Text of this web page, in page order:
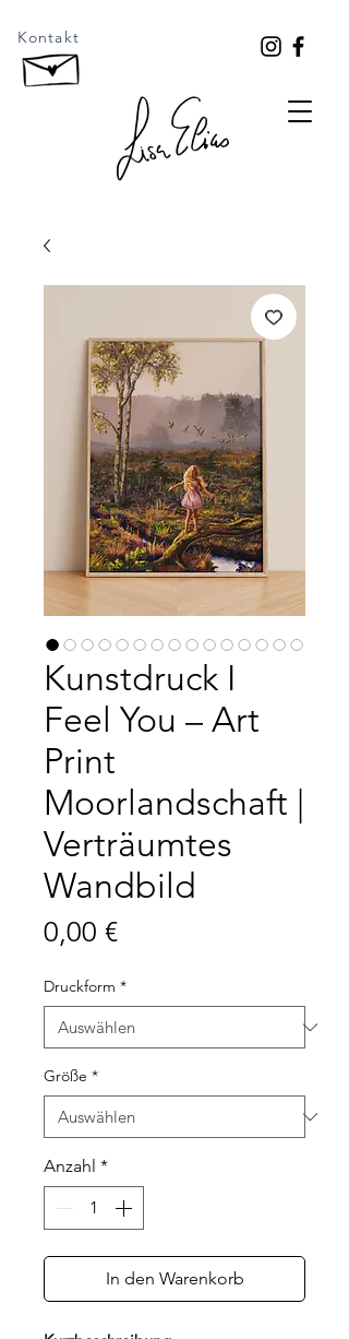
Kontakt
Kunstdruck I
Feel You – Art
Print
Moorlandschaft |
Verträumtes
Wandbild
0,00 €Preis
Druckform *
Größe *
Anzahl *
In den Warenkorb